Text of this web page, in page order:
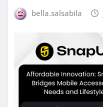
bella.salsabila